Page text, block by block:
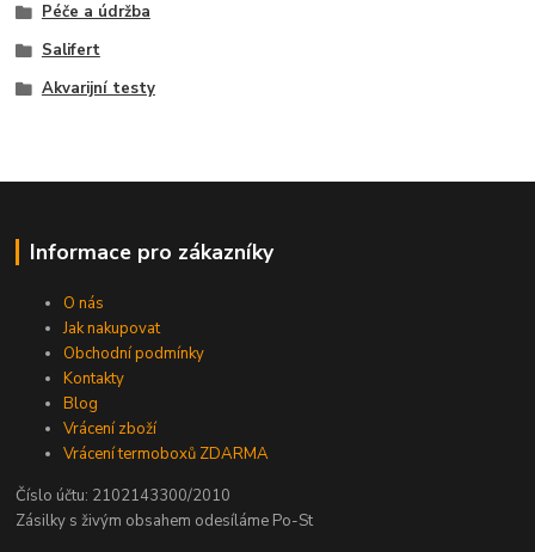
Péče a údržba
Salifert
Akvarijní testy
Informace pro zákazníky
O nás
Jak nakupovat
Obchodní podmínky
Kontakty
Blog
Vrácení zboží
Vrácení termoboxů ZDARMA
Číslo účtu: 2102143300/2010
Zásilky s živým obsahem odesíláme Po-St